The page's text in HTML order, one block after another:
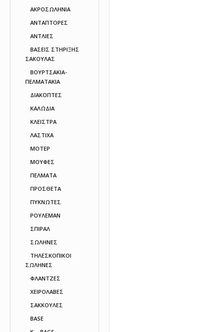
ΑΚΡΟΣΩΛΗΝΙΑ
ΑΝΤΑΠΤΟΡΕΣ
ΑΝΤΛΙΕΣ
ΒΑΣΕΙΣ ΣΤΗΡΙΞΗΣ
ΣΑΚΟΥΛΑΣ
ΒΟΥΡΤΣΑΚΙΑ-
ΠΕΛΜΑΤΑΚΙA
ΔΙΑΚΟΠΤΕΣ
ΚΑΛΩΔΙΑ
ΚΛΕΙΣΤΡΑ
ΛΑΣΤΙΧΑ
ΜΟΤΕΡ
ΜΟΥΦΕΣ
ΠΕΛΜΑΤΑ
ΠΡΟΣΘΕΤΑ
ΠΥΚΝΩΤΕΣ
ΡΟΥΛΕΜΑΝ
ΣΠΙΡΑΛ
ΣΩΛΗΝΕΣ
ΤΗΛΕΣΚΟΠΙΚΟΙ
ΣΩΛΗΝΕΣ
ΦΛΑΝΤΖΕΣ
ΧΕΙΡΟΛΑΒΕΣ
ΣΑΚΚΟΥΛΕΣ
BASE